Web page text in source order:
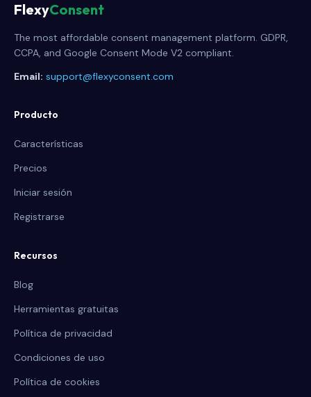
FlexyConsent
The most affordable consent management platform. GDPR,
CCPA, and Google Consent Mode V2 compliant.
Email: support@flexyconsent.com
Producto
Características
Precios
Iniciar sesión
Registrarse
Recursos
Blog
Herramientas gratuitas
Política de privacidad
Condiciones de uso
Política de cookies